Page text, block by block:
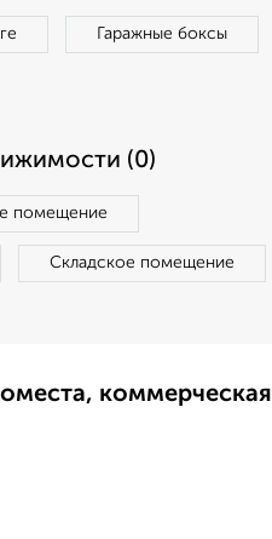
Гаражные боксы
(0)
помещение
Складское помещение
коммерческая